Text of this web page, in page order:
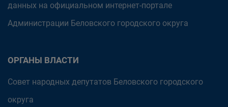
данных на официальном интернет-портале
Администрации Беловского городского округа
ОРГАНЫ ВЛАСТИ
Совет народных депутатов Беловского городского
округа